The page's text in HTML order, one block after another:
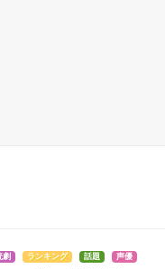
劇 ランキング 話題 声優